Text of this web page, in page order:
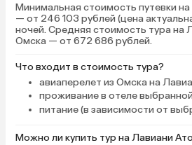
Минимальная стоимость путевки
— от 246 103 рублей (цена
ночей. Средняя стоимость тура на
Омска — от 672 686 рублей.
Что входит в стоимость тура?
авиаперелет из Омска на
проживание в отеле
питание (в зависимости от
Можно ли купить тур на Лавиани